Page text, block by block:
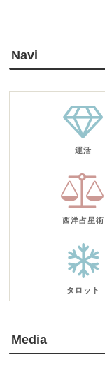
Navi
運活
西洋占星術
タロット
Media